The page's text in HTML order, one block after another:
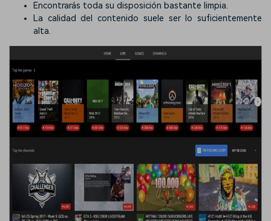
Encontrarás toda su disposición bastante limpia.
La calidad del contenido suele ser lo suficientemente
alta.